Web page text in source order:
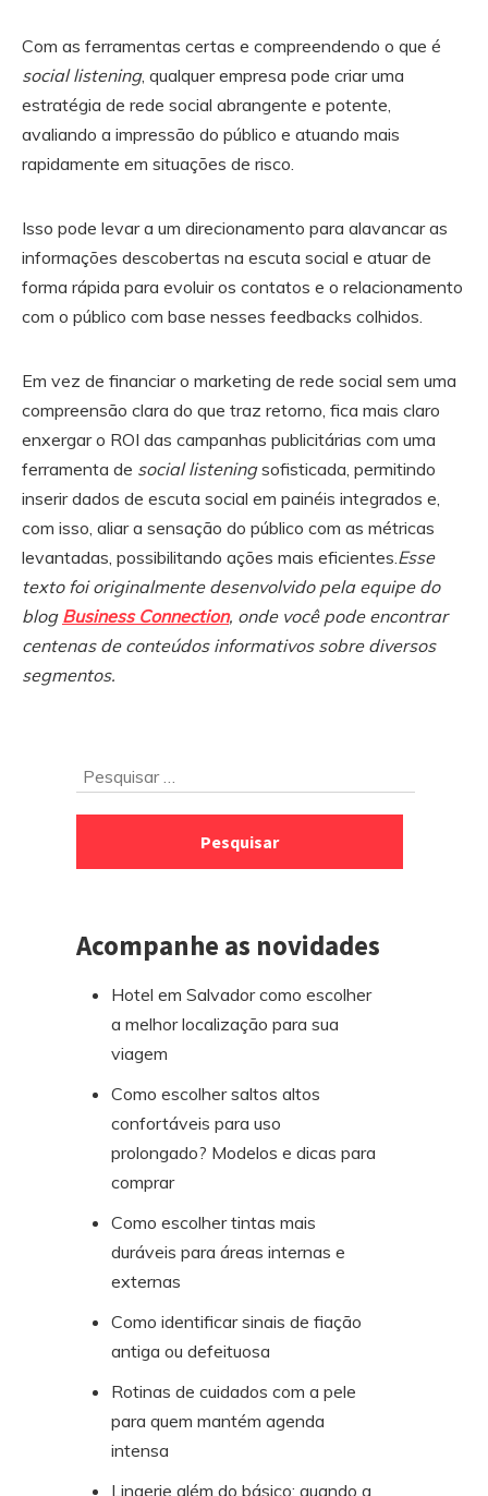
Com as ferramentas certas e compreendendo o que é
social listening, qualquer empresa pode criar uma
estratégia de rede social abrangente e potente,
avaliando a impressão do público e atuando mais
rapidamente em situações de risco.
Isso pode levar a um direcionamento para alavancar as
informações descobertas na escuta social e atuar de
forma rápida para evoluir os contatos e o relacionamento
com o público com base nesses feedbacks colhidos.
Em vez de financiar o marketing de rede social sem uma
compreensão clara do que traz retorno, fica mais claro
enxergar o ROI das campanhas publicitárias com uma
ferramenta de social listeningsofisticada, permitindo
inserir dados de escuta social em painéis integrados e,
com isso, aliar a sensação do público com as métricas
levantadas, possibilitando ações mais eficientes.Esse
texto foi originalmente desenvolvido pela equipe do
blog Business Connection, onde você pode encontrar
centenas de conteúdos informativos sobre diversos
segmentos.
Pesquisar
Acompanhe as novidades
Hotel em Salvador como escolher
a melhor localização para sua
viagem
Como escolher saltos altos
confortáveis para uso
prolongado? Modelos e dicas para
comprar
Como escolher tintas mais
duráveis para áreas internas e
externas
Como identificar sinais de fiação
antiga ou defeituosa
Rotinas de cuidados com a pele
para quem mantém agenda
intensa
Lingerie além do básico: quando a